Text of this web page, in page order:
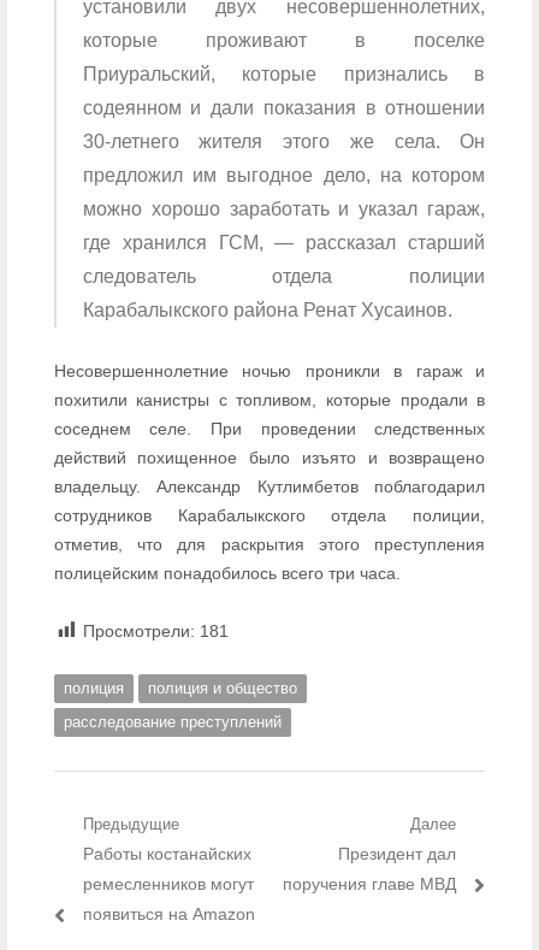
установили двух несовершеннолетних,
которые проживают в поселке
Приуральский, которые признались в
содеянном и дали показания в отношении
30-летнего жителя этого же села. Он
предложил им выгодное дело, на котором
можно хорошо заработать и указал гараж,
где хранился ГСМ, — рассказал старший
следователь отдела полиции
Карабалыкского района Ренат Хусаинов.
Несовершеннолетние ночью проникли в гараж и
похитили канистры с топливом, которые продали в
соседнем селе. При проведении следственных
действий похищенное было изъято и возвращено
владельцу. Александр Кутлимбетов поблагодарил
сотрудников Карабалыкского отдела полиции,
отметив, что для раскрытия этого преступления
полицейским понадобилось всего три часа.
Просмотрели: 181
полиция
полиция и общество
расследование преступлений
Навигация по записям
Предыдущие
Предыдущий пост:
Работы костанайских
ремесленников могут
появиться на Amazon
Далее
Следующий пост:
Президент дал
поручения главе МВД